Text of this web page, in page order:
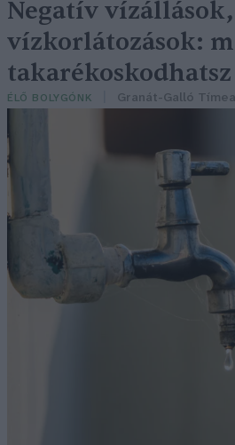
Negatív vízállások,
vízkorlátozások:
ÉLŐ BOLYGÓNK Granát-Galló Tímea